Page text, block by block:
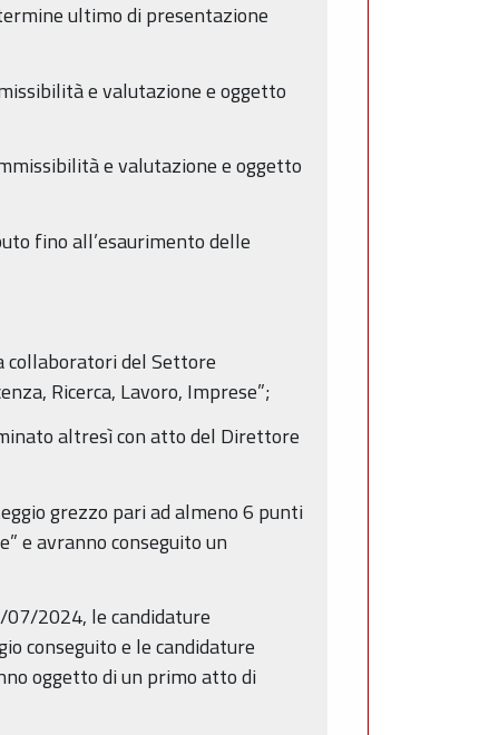
ultimo di presentazione
e valutazione e oggetto
e valutazione e oggetto
fino all’esaurimento delle
collaboratori del Settore
Ricerca, Lavoro, Imprese”;
altresì con atto del Direttore
grezzo pari ad almeno 6 punti
e avranno conseguito un
2024, le candidature
conseguito e le candidature
oggetto di un primo atto di